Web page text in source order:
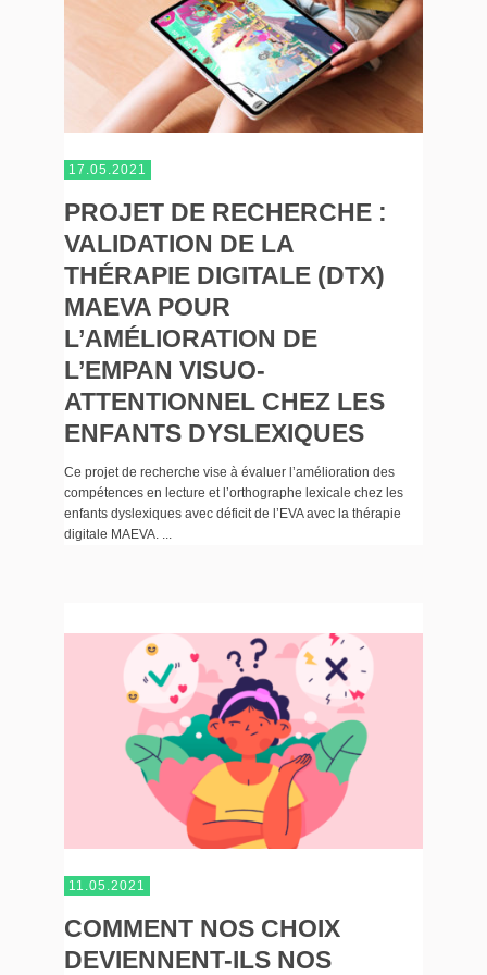
17.05.2021
PROJET DE RECHERCHE :
VALIDATION DE LA
THÉRAPIE DIGITALE (DTX)
MAEVA POUR
L’AMÉLIORATION DE
L’EMPAN VISUO-
ATTENTIONNEL CHEZ LES
ENFANTS DYSLEXIQUES
Ce projet de recherche vise à évaluer l’amélioration des
compétences en lecture et l’orthographe lexicale chez les
enfants dyslexiques avec déficit de l’EVA avec la thérapie
digitale MAEVA. ...
11.05.2021
COMMENT NOS CHOIX
DEVIENNENT-ILS NOS